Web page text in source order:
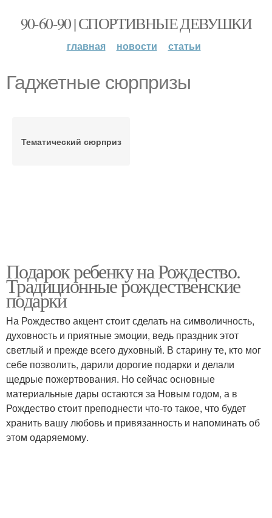
90-60-90 | СПОРТИВНЫЕ ДЕВУШКИ
главная новости статьи
Гаджетные сюрпризы
Тематический сюрприз
Подарок ребенку на Рождество.
Традиционные рождественские
подарки
На Рождество акцент стоит сделать на символичность,
духовность и приятные эмоции, ведь праздник этот
светлый и прежде всего духовный. В старину те, кто мог
себе позволить, дарили дорогие подарки и делали
щедрые пожертвования. Но сейчас основные
материальные дары остаются за Новым годом, а в
Рождество стоит преподнести что-то такое, что будет
хранить вашу любовь и привязанность и напоминать об
этом одаряемому.